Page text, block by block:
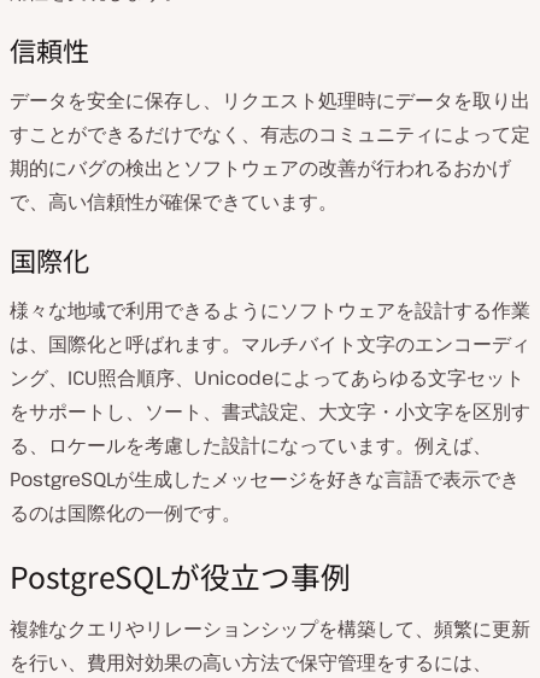
信頼性
データを安全に保存し、リクエスト処理時にデータを取り出
すことができるだけでなく、有志のコミュニティによって定
期的にバグの検出とソフトウェアの改善が行われるおかげ
で、高い信頼性が確保できています。
国際化
様々な地域で利用できるようにソフトウェアを設計する作業
は、国際化と呼ばれます。マルチバイト文字のエンコーディ
ング、ICU照合順序、Unicodeによってあらゆる文字セット
をサポートし、ソート、書式設定、大文字・小文字を区別す
る、ロケールを考慮した設計になっています。例えば、
PostgreSQLが生成したメッセージを好きな言語で表示でき
るのは国際化の一例です。
PostgreSQLが役立つ事例
複雑なクエリやリレーションシップを構築して、頻繁に更新
を行い、費用対効果の高い方法で保守管理をするには、